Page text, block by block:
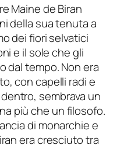
Maine de Biran
della sua tenuta a
dei fiori selvatici
e il sole che gli
dal tempo. Non era
con capelli radi e
sembrava un
più che un filosofo.
di monarchie e
era cresciuto tra